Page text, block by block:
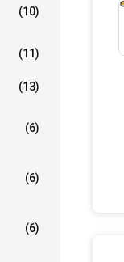
(10)
(11)
(13)
(6)
(6)
(6)